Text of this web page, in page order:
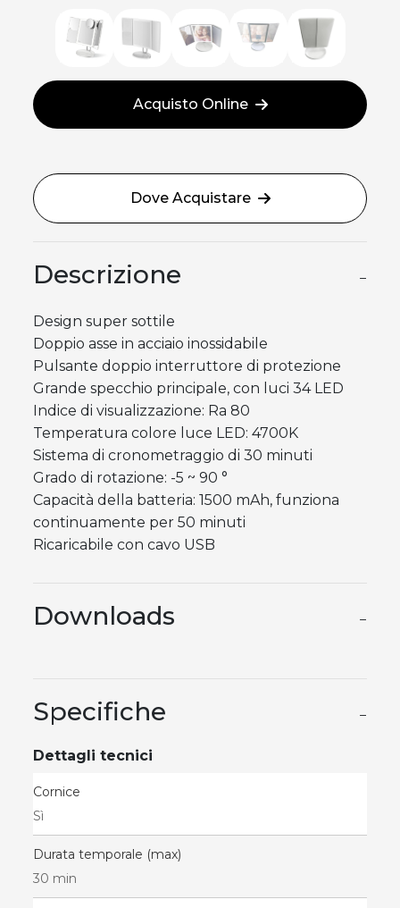
Acquisto Online
Dove Acquistare
Descrizione −
Design super sottile
Doppio asse in acciaio inossidabile
Pulsante doppio interruttore di protezione
Grande specchio principale, con luci 34 LED
Indice di visualizzazione: Ra 80
Temperatura colore luce LED: 4700K
Sistema di cronometraggio di 30 minuti
Grado di rotazione: -5 ~ 90 °
Capacità della batteria: 1500 mAh, funziona
continuamente per 50 minuti
Ricaricabile con cavo USB
Downloads −
Specifiche −
Dettagli tecnici
Cornice
Sì
Durata temporale (max)
30 min